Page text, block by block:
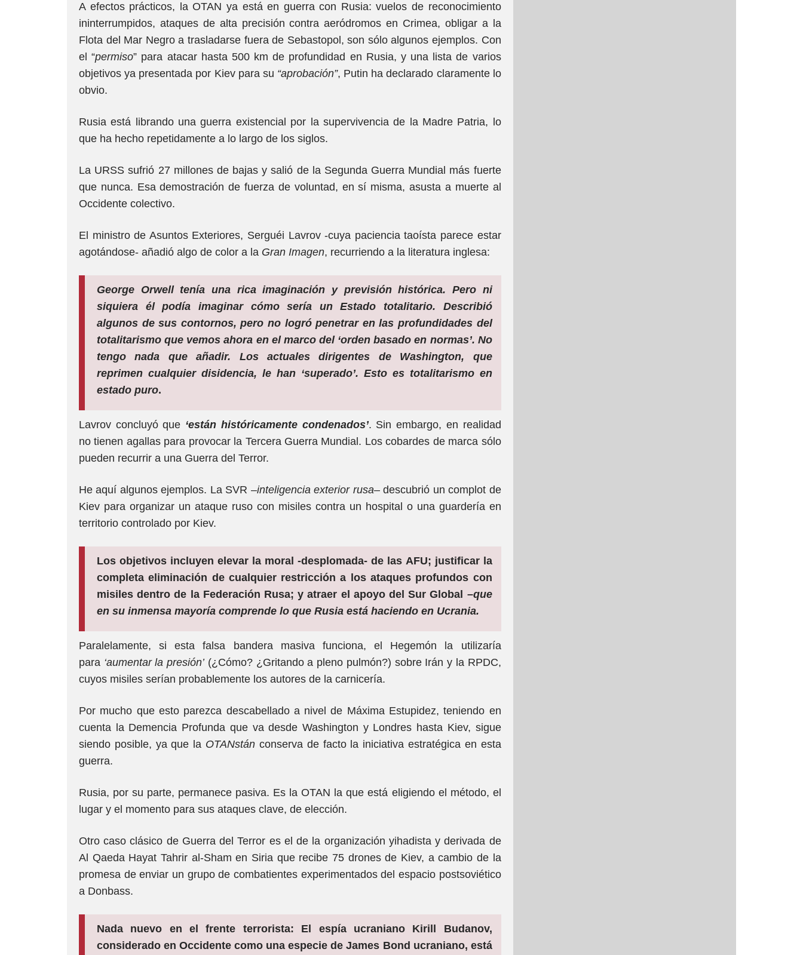
A efectos prácticos, la OTAN ya está en guerra con Rusia: vuelos de reconocimiento
ininterrumpidos, ataques de alta precisión contra aeródromos en Crimea, obligar a la
Flota del Mar Negro a trasladarse fuera de Sebastopol, son sólo algunos ejemplos. Con
el “permiso” para atacar hasta 500 km de profundidad en Rusia, y una lista de varios
objetivos ya presentada por Kiev para su “aprobación”, Putin ha declarado claramente lo
obvio.
Rusia está librando una guerra existencial por la supervivencia de la Madre Patria, lo
que ha hecho repetidamente a lo largo de los siglos.
La URSS sufrió 27 millones de bajas y salió de la Segunda Guerra Mundial más fuerte
que nunca. Esa demostración de fuerza de voluntad, en sí misma, asusta a muerte al
Occidente colectivo.
El ministro de Asuntos Exteriores, Serguéi Lavrov -cuya paciencia taoísta parece estar
agotándose- añadió algo de color a la Gran Imagen, recurriendo a la literatura inglesa:
George Orwell tenía una rica imaginación y previsión histórica. Pero ni
siquiera él podía imaginar cómo sería un Estado totalitario.
Describió
algunos de sus contornos, pero no logró penetrar en las profundidades del
totalitarismo que vemos ahora en el marco del ‘orden basado en normas’. No
tengo nada que añadir.
Los actuales dirigentes de Washington, que
reprimen cualquier disidencia, le han ‘superado’. Esto es totalitarismo en
estado puro.
Lavrov concluyó que ‘están históricamente condenados’. Sin embargo, en realidad
no tienen agallas para provocar la Tercera Guerra Mundial. Los cobardes de marca sólo
pueden recurrir a una Guerra del Terror.
He aquí algunos ejemplos. La SVR –inteligencia exterior rusa– descubrió un complot de
Kiev para organizar un ataque ruso con misiles contra un hospital o una guardería en
territorio controlado por Kiev.
Los objetivos incluyen elevar la moral -desplomada- de las AFU; justificar la
completa eliminación de cualquier restricción a los ataques profundos con
misiles dentro de la Federación Rusa; y atraer el apoyo del Sur Global –que
en su inmensa mayoría comprende lo que Rusia está haciendo en Ucrania.
Paralelamente, si esta falsa bandera masiva funciona, el Hegemón la utilizaría
para ‘aumentar la presión’(¿Cómo? ¿Gritando a pleno pulmón?) sobre Irán y la RPDC,
cuyos misiles serían probablemente los autores de la carnicería.
Por mucho que esto parezca descabellado a nivel de Máxima Estupidez, teniendo en
cuenta la Demencia Profunda que va desde Washington y Londres hasta Kiev, sigue
siendo posible, ya que la OTANstán conserva de facto la iniciativa estratégica en esta
guerra.
Rusia, por su parte, permanece pasiva. Es la OTAN la que está eligiendo el método, el
lugar y el momento para sus ataques clave, de elección.
Otro caso clásico de Guerra del Terror es el de la organización yihadista y derivada de
Al Qaeda Hayat Tahrir al-Sham en Siria que recibe 75 drones de Kiev, a cambio de la
promesa de enviar un grupo de combatientes experimentados del espacio postsoviético
a Donbass.
Nada nuevo en el frente terrorista: El espía ucraniano Kirill Budanov,
considerado en Occidente como una especie de James Bond ucraniano, está